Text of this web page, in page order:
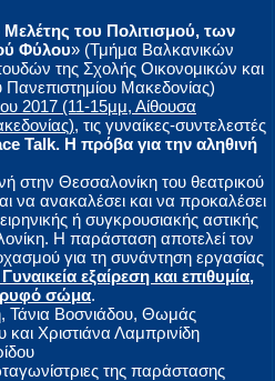
του Πολιτισμού, των
Φύλου» (Τμήμα Βαλκανικών
της Σχολής Οικονομικών και
Μακεδονίας)
2017 (11-15μμ, Αίθουσα
, τις γυναίκες-συντελεστές
Talk. Η πρόβα για την αληθινή
στην Θεσσαλονίκη του θεατρικού
να ανακαλέσει και να προκαλέσει
ή συγκρουσιακής αστικής
Η παράσταση αποτελεί τον
για τη συνάντηση εργασίας
εξαίρεση και επιθυμία,
σώμα.
Τάνια Βοσνιάδου, Θωμάς
Χριστιάνα Λαμπρινίδη
της παράστασης